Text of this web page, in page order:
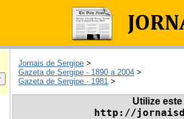
Jornais de Sergipe >
Gazeta de Sergipe - 1890 a 2004 >
Gazeta de Sergipe - 1981 >
Utilize
http://